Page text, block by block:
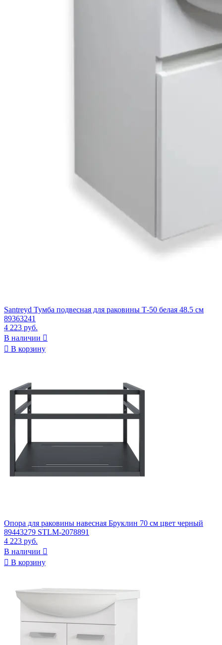
Santreyd Тумба подвесная для раковины Т-50 белая 48.5 см
89363241
4 223 руб.
В наличии 
 В корзину
Опора для раковины навесная Бруклин 70 см цвет черный
89443279 STLM-2078891
4 223 руб.
В наличии 
 В корзину